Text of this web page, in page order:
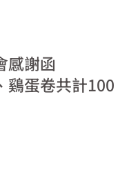
感謝函
鷄蛋卷共計100